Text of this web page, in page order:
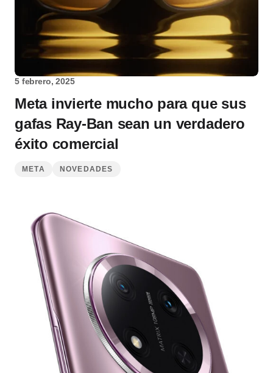
5 febrero, 2025
Meta invierte mucho para que sus
gafas Ray-Ban sean un verdadero
éxito comercial
META NOVEDADES